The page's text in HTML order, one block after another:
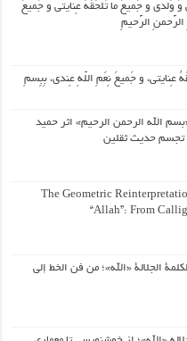
وُلدی و جَمیعَ ما تَلحَقُهُ عِنایتی و جَمیعَ
الرَّحمنِ الرَّحیمِ
عِنایتی، و جَمیعَ نِعَمِ اللّهِ عِندی، بِبِسمِ
الله الرحمن الرحیم» اثر حمید
تجسم حدیث ثقلین
The Geometric
“Allah”: From
الجلالة «الله»؛ من فن الخط إلى